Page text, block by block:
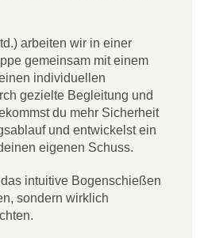
arbeiten wir in einer
gemeinsam mit einem
individuellen
gezielte Begleitung und
du mehr Sicherheit
und entwickelst ein
eigenen Schuss.
intuitive Bogenschießen
sondern wirklich